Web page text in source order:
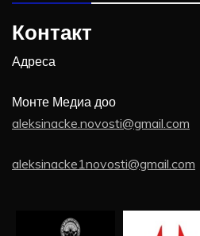
Контакт
Адреса
Монте Медиа доо
aleksinacke.novosti@gmail.com
aleksinacke1novosti@gmail.com